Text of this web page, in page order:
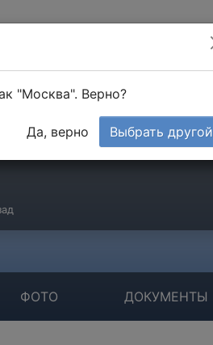
ФОТО ДОКУМЕНТЫ
"Москва". Верно?
Да, верно Выбрать другой